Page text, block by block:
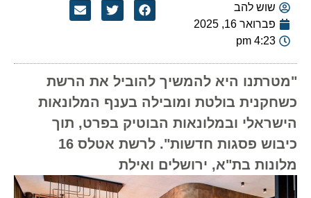
שוש להב
פברואר 16, 2025
4:23 pm
"מטרתנו היא להמשיך להוביל את הרשת
כשחקנית בולטת ומובילה בענף המלונאות
הישראלי ובמלונאות הבוטיק בפרט, תוך
כיבוש פסגות חדשות". לרשת אטלס 16
מלונות בת"א, ירושלים ואילת